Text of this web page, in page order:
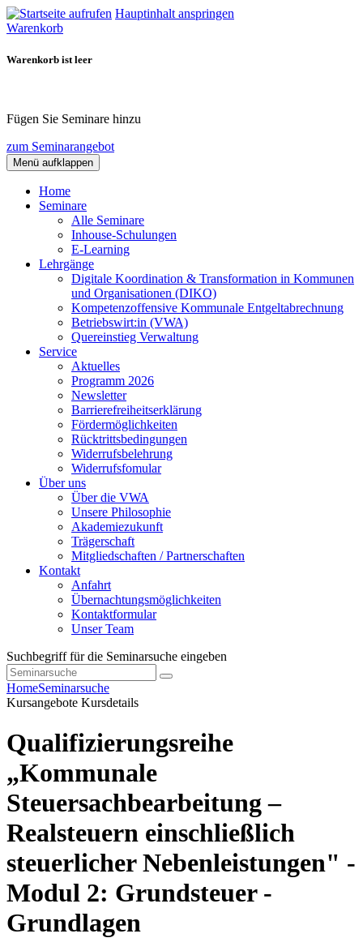
Hauptinhalt anspringen
Warenkorb
Warenkorb ist leer
Fügen Sie Seminare hinzu
zum Seminarangebot
Menü aufklappen
Home
Seminare
Alle Seminare
Inhouse-Schulungen
E-Learning
Lehrgänge
Digitale Koordination & Transformation in Kommunen
und Organisationen (DIKO)
Kompetenzoffensive Kommunale Entgeltabrechnung
Betriebswirt:in (VWA)
Quereinstieg Verwaltung
Service
Aktuelles
Programm 2026
Newsletter
Barrierefreiheitserklärung
Fördermöglichkeiten
Rücktrittsbedingungen
Widerrufsbelehrung
Widerrufsfomular
Über uns
Über die VWA
Unsere Philosophie
Akademiezukunft
Trägerschaft
Mitgliedschaften / Partnerschaften
Kontakt
Anfahrt
Übernachtungsmöglichkeiten
Kontaktformular
Unser Team
Suchbegriff für die Seminarsuche eingeben
HomeSeminarsuche
Kursangebote Kursdetails
Qualifizierungsreihe
„Kommunale
Steuersachbearbeitung –
Realsteuern einschließlich
steuerlicher Nebenleistungen" -
Modul 2: Grundsteuer -
Grundlagen